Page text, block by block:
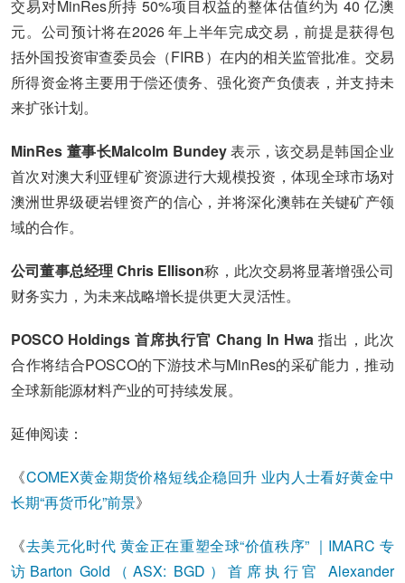
交易对MinRes所持 50%项目权益的整体估值约为 40 亿澳
元。公司预计将在2026 年上半年完成交易，前提是获得包
括外国投资审查委员会（FIRB）在内的相关监管批准。交易
所得资金将主要用于偿还债务、强化资产负债表，并支持未
来扩张计划。
MinRes 董事长Malcolm Bundey表示，该交易是韩国企业
首次对澳大利亚锂矿资源进行大规模投资，体现全球市场对
澳洲世界级硬岩锂资产的信心，并将深化澳韩在关键矿产领
域的合作。
公司董事总经理 Chris Ellison称，此次交易将显著增强公司
财务实力，为未来战略增长提供更大灵活性。
POSCO Holdings 首席执行官 Chang In Hwa指出，此次
合作将结合POSCO的下游技术与MinRes的采矿能力，推动
全球新能源材料产业的可持续发展。
延伸阅读：
《COMEX黄金期货价格短线企稳回升 业内人士看好黄金中
长期“再货币化”前景》
《去美元化时代 黄金正在重塑全球“价值秩序” ｜IMARC 专
访Barton Gold（ASX: BGD）首席执行官 Alexander